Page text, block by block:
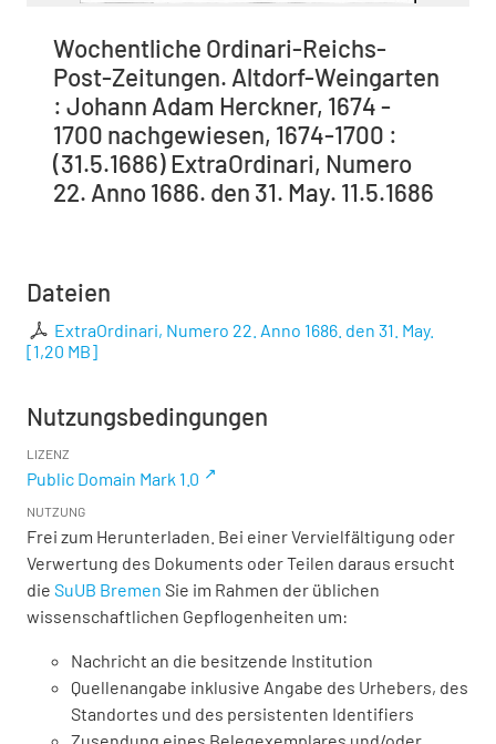
Wochentliche Ordinari-Reichs-
Post-Zeitungen. Altdorf-Weingarten
: Johann Adam Herckner, 1674 -
1700 nachgewiesen, 1674-1700 :
(31.5.1686) ExtraOrdinari, Numero
22. Anno 1686. den 31. May. 11.5.1686
Dateien
ExtraOrdinari, Numero 22. Anno 1686. den 31. May.
[1,20 MB]
Nutzungsbedingungen
LIZENZ
Public Domain Mark 1.0
NUTZUNG
Frei zum Herunterladen. Bei einer Vervielfältigung oder
Verwertung des Dokuments oder Teilen daraus ersucht
die SuUB Bremen Sie im Rahmen der üblichen
wissenschaftlichen Gepflogenheiten um:
Nachricht an die besitzende Institution
Quellenangabe inklusive Angabe des Urhebers, des
Standortes und des persistenten Identifiers